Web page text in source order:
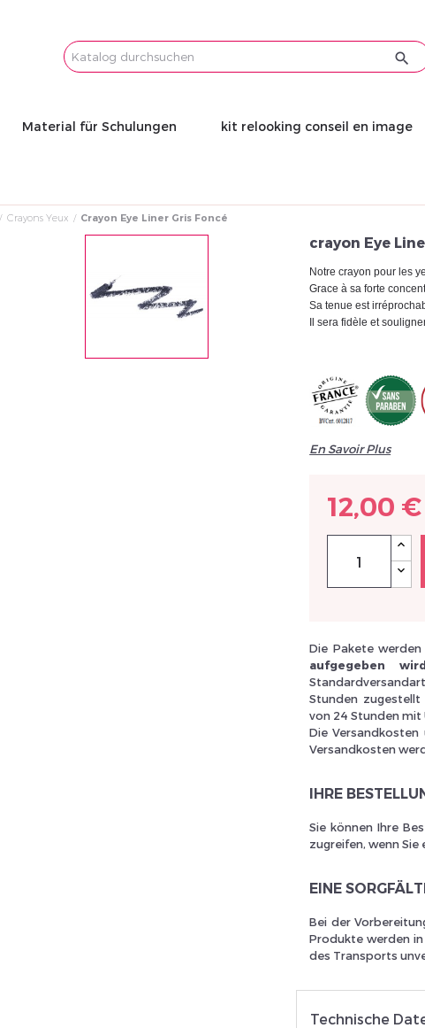

Email
Material für Schulungen kit relooking conseil en image
Crayons Yeux Crayon Eye Liner Gris Foncé
crayon Eye
Notre crayon pour les
Grace à sa forte
Sa tenue est
Il sera fidèle et
En Savoir Plus
12,00 €
Die Pakete
aufgegeben
Stunden zugestellt
von 24 Stunden
Die Versandkosten
Versandkosten
IHRE
Sie können Ihre
zugreifen, wenn Sie
EINE
Bei der
Produkte werden
des Transports
Technische